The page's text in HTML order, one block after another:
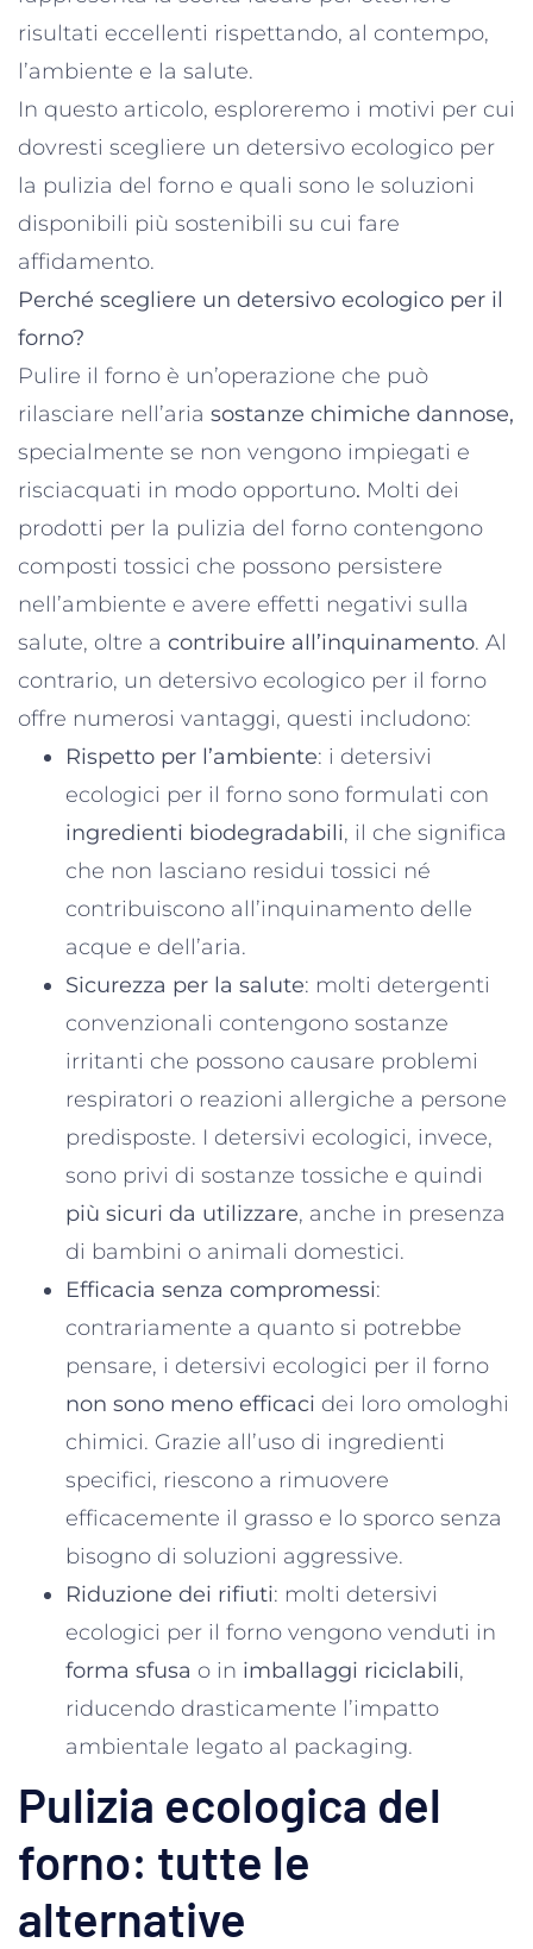
risultati eccellenti rispettando, al contempo,
l’ambiente e la salute.
In questo articolo, esploreremo i motivi per cui
dovresti scegliere un detersivo ecologico per
la pulizia del forno e quali sono le soluzioni
disponibili più sostenibili su cui fare
affidamento.
Perché scegliere un detersivo ecologico per il
forno?
Pulire il forno è un’operazione che può
rilasciare nell’aria sostanze chimiche dannose,
specialmente se non vengono impiegati e
risciacquati in modo opportuno. Molti dei
prodotti per la pulizia del forno contengono
composti tossici che possono persistere
nell’ambiente e avere effetti negativi sulla
salute, oltre a contribuire all’inquinamento. Al
contrario, un detersivo ecologico per il forno
offre numerosi vantaggi, questi includono:
Rispetto per l’ambiente: i detersivi
ecologici per il forno sono formulati con
ingredienti biodegradabili, il che significa
che non lasciano residui tossici né
contribuiscono all’inquinamento delle
acque e dell’aria.
Sicurezza per la salute: molti detergenti
convenzionali contengono sostanze
irritanti che possono causare problemi
respiratori o reazioni allergiche a persone
predisposte. I detersivi ecologici, invece,
sono privi di sostanze tossiche e quindi
più sicuri da utilizzare, anche in presenza
di bambini o animali domestici​.
Efficacia senza compromessi:
contrariamente a quanto si potrebbe
pensare, i detersivi ecologici per il forno
non sono meno efficaci dei loro omologhi
chimici. Grazie all’uso di ingredienti
specifici, riescono a rimuovere
efficacemente il grasso e lo sporco senza
bisogno di soluzioni aggressive​.
Riduzione dei rifiuti: molti detersivi
ecologici per il forno vengono venduti in
forma sfusa o in imballaggi riciclabili,
riducendo drasticamente l’impatto
ambientale legato al packaging.
Pulizia ecologica del
forno: tutte le
alternative